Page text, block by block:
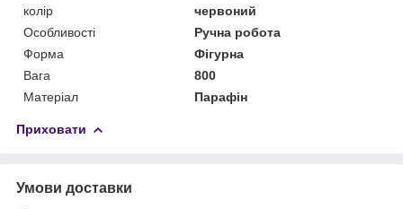
колір
червоний
Особливості
Ручна робота
Форма
Фігурна
Вага
800
Матеріал
Парафін
Приховати
Умови доставки